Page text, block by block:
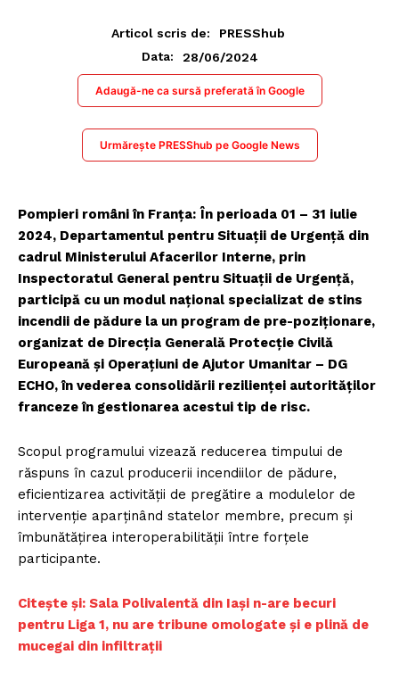
Articol scris de:
PRESShub
Data:
28/06/2024
Adaugă-ne ca sursă preferată în Google
Urmărește PRESShub pe Google News
Pompieri români în Franța: În perioada 01 – 31 iulie
2024, Departamentul pentru Situații de Urgență din
cadrul Ministerului Afacerilor Interne, prin
Inspectoratul General pentru Situații de Urgență,
participă cu un modul național specializat de stins
incendii de pădure la un program de pre-poziționare,
organizat de Direcția Generală Protecție Civilă
Europeană și Operațiuni de Ajutor Umanitar – DG
ECHO, în vederea consolidării rezilienței autorităților
franceze în gestionarea acestui tip de risc.
Scopul programului vizează reducerea timpului de
răspuns în cazul producerii incendiilor de pădure,
eficientizarea activității de pregătire a modulelor de
intervenție aparținând statelor membre, precum și
îmbunătățirea interoperabilității între forțele
participante.
Citește și: Sala Polivalentă din Iași n-are becuri
pentru Liga 1, nu are tribune omologate și e plină de
mucegai din infiltrații